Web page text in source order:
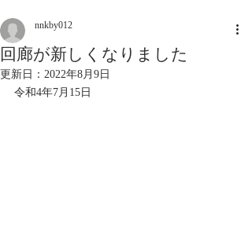
回廊が新しくなりました
nnkby012
更新日： 2022年8月9日
令和4年7月15日